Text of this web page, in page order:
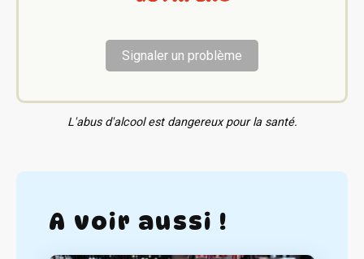
Signaler un problème
L'abus d'alcool est dangereux pour la santé.
A voir aussi !